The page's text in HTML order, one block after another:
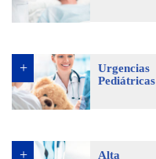
Urgencias
Pediátricas
Alta